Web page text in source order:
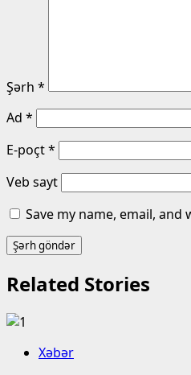
Şərh *
Ad *
E-poçt*
Veb sayt
Save my name, email,
Related Stories
Xəbər